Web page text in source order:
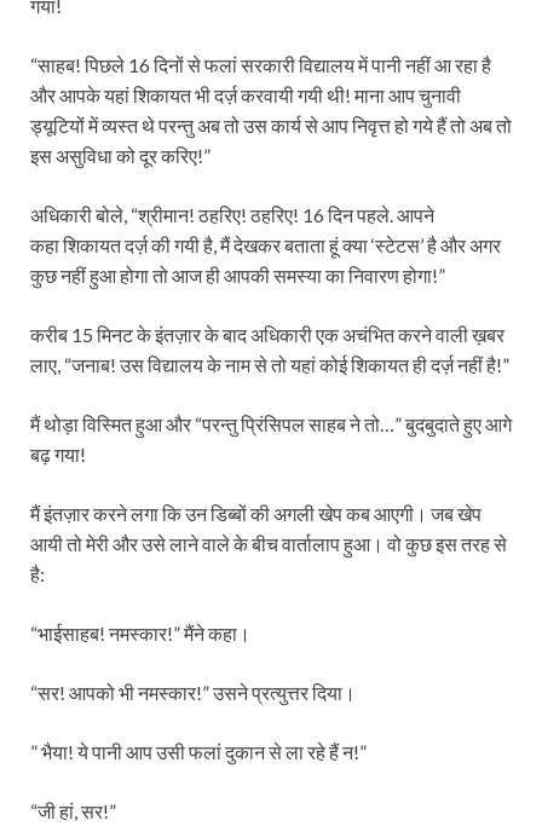
गया!
“साहब! पिछले 16 दिनों से फलां सरकारी विद्यालय में पानी नहीं आ रहा है
और आपके यहां शिकायत भी दर्ज़ करवायी गयी थी! माना आप चुनावी
ड्यूटियों में व्यस्त थे परन्तु अब तो उस कार्य से आप निवृत्त हो गये हैं तो अब तो
इस असुविधा को दूर करिए!”
अधिकारी बोले, “श्रीमान! ठहरिए! ठहरिए! 16 दिन पहले. आपने
कहा शिकायत दर्ज़ की गयी है, मैं देखकर बताता हूं क्या ‘स्टेटस’ है और अगर
कुछ नहीं हुआ होगा तो आज ही आपकी समस्या का निवारण होगा!”
करीब 15 मिनट के इंतज़ार के बाद अधिकारी एक अचंभित करने वाली ख़बर
लाए, “जनाब! उस विद्यालय के नाम से तो यहां कोई शिकायत ही दर्ज़ नहीं है!”
मैं थोड़ा विस्मित हुआ और “परन्तु प्रिंसिपल साहब ने तो…” बुदबुदाते हुए आगे
बढ़ गया!
मैं इंतज़ार करने लगा कि उन डिब्बों की अगली खेप कब आएगी। जब खेप
आयी तो मेरी और उसे लाने वाले के बीच वार्तालाप हुआ। वो कुछ इस तरह से
है:
“भाईसाहब! नमस्कार!” मैंने कहा।
“सर! आपको भी नमस्कार!” उसने प्रत्युत्तर दिया।
” भैया! ये पानी आप उसी फलां दुकान से ला रहे हैं न!”
“जी हां, सर!”